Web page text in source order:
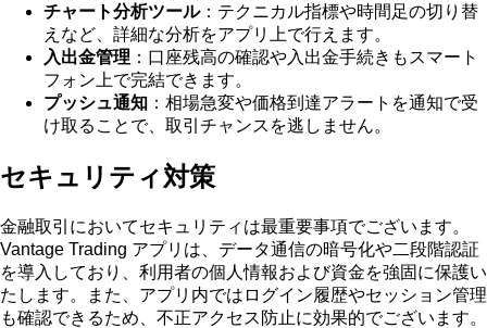
チャート分析ツール：テクニカル指標や時間足の切り替
えなど、詳細な分析をアプリ上で行えます。
入出金管理 ：口座残高の確認や入出金手続きもスマート
フォン上で完結できます。
プッシュ通知 ：相場急変や価格到達アラートを通知で受
け取ることで、取引チャンスを逃しません。
セキュリティ対策
金融取引においてセキュリティは最重要事項でございます。
Vantage Trading アプリは、データ通信の暗号化や二段階認証
を導入しており、利用者の個人情報および資金を強固に保護い
たします。また、アプリ内ではログイン履歴やセッション管理
も確認できるため、不正アクセス防止に効果的でございます。